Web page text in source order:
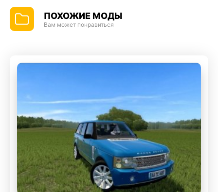
ПОХОЖИЕ МОДЫ
Вам может понравиться